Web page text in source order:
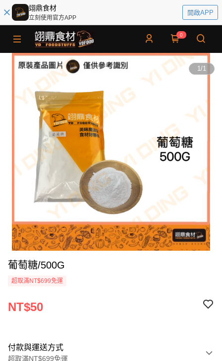
翊鼎食材
立刻使用官方APP
開啟APP
0
1/1
葡萄糖/500G
超取滿NT$699免運
NT$50
付款與運送方式
超取滿NT$699免運